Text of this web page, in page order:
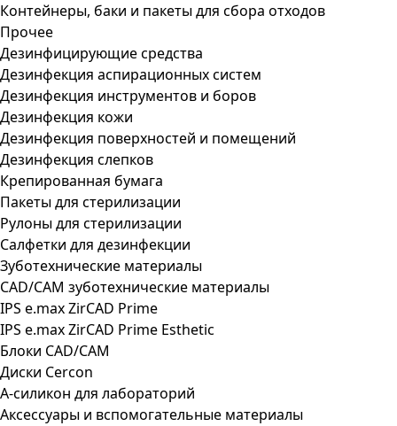
Контейнеры, баки и пакеты для сбора отходов
Прочее
Дезинфицирующие средства
Дезинфекция аспирационных систем
Дезинфекция инструментов и боров
Дезинфекция кожи
Дезинфекция поверхностей и помещений
Дезинфекция слепков
Крепированная бумага
Пакеты для стерилизации
Рулоны для стерилизации
Салфетки для дезинфекции
Зуботехнические материалы
CAD/CAM зуботехнические материалы
IPS e.max ZirCAD Prime
IPS e.max ZirCAD Prime Esthetic
Блоки CAD/CAM
Диски Cercon
А-силикон для лабораторий
Аксессуары и вспомогательные материалы